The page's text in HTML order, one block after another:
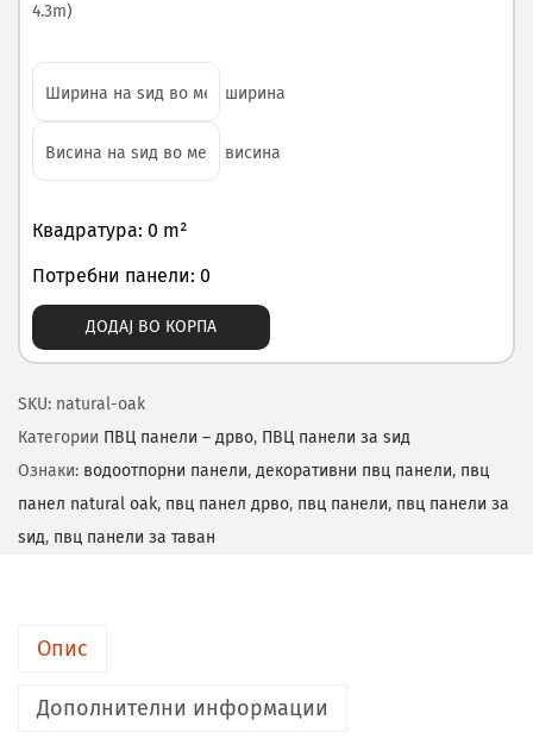
4.3m)
ширина
висина
Квадратура: 0 m²
Потребни панели: 0
ДОДАЈ ВО КОРПА
SKU: natural-oak
Категории ПВЦ панели – дрво, ПВЦ панели за ѕид
Ознаки: водоотпорни панели, декоративни пвц панели, пвц
панел natural oak, пвц панел дрво, пвц панели, пвц панели за
ѕид, пвц панели за таван
Опис
Дополнителни информации